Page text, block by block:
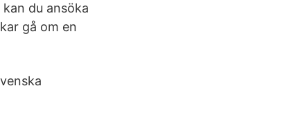
du ansöka
gå om en